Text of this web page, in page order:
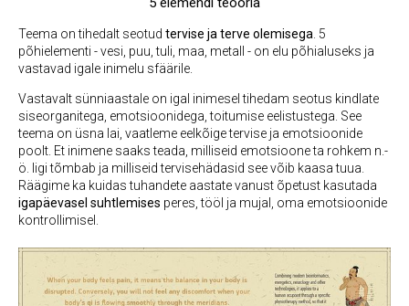
Teema on tihedalt seotud tervise ja terve olemisega . 5
põhielementi - vesi, puu, tuli, maa, metall - on elu põhialuseks ja
vastavad igale inimelu sfäärile.
Vastavalt sünniaastale on igal inimesel tihedam seotus kindlate
siseorganitega, emotsioonidega, toitumise eelistustega. See
teema on üsna lai, vaatleme eelkõige tervise ja emotsioonide
poolt. Et inimene saaks teada, milliseid emotsioone ta rohkem n.-
ö. ligi tõmbab ja milliseid tervisehädasid see võib kaasa tuua.
Räägime ka kuidas tuhandete aastate vanust õpetust kasutada
igapäevasel suhtlemises peres, tööl ja mujal, oma emotsioonide
kontrollimisel.